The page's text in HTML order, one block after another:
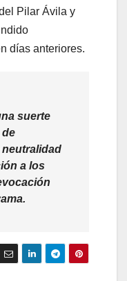
Pilar Ávila y
días anteriores.
suerte
de
neutralidad
a los